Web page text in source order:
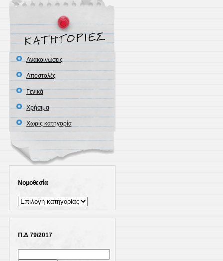
Ανακοινώσεις
Αποστολές
Γενικά
Χρήσιμα
Χωρίς κατηγορία
Νομοθεσία
Νομοθεσία
Π.Δ 79/2017